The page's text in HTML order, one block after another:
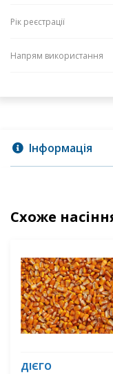
Рік реєстрації
Напрям використання
Інформація
Схоже
ДІЄГО